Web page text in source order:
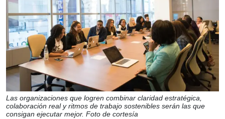
Las organizaciones que logren combinar claridad estratégica,
colaboración real y ritmos de trabajo sostenibles serán las que
consigan ejecutar mejor. Foto de cortesía